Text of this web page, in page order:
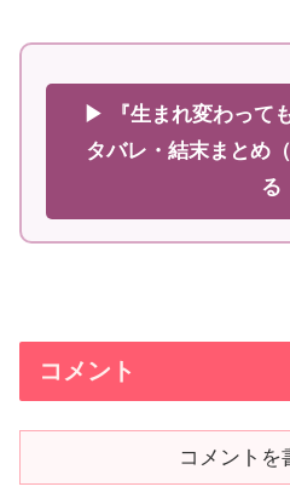
▶ 『生まれ変わって
タバレ・結末まとめ
る
コメント
コメントを